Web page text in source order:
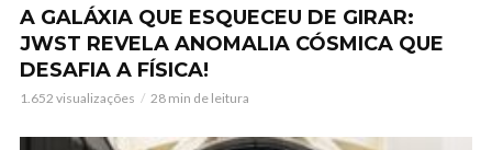
A GALÁXIA QUE ESQUECEU DE GIRAR:
JWST REVELA ANOMALIA CÓSMICA QUE
DESAFIA A FÍSICA!
1.652 visualizações 28 min de leitura